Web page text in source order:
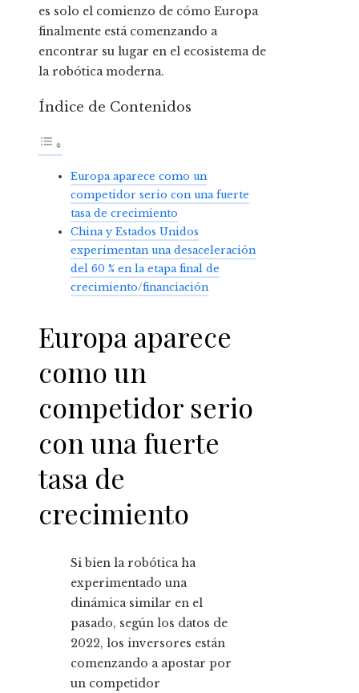
es solo el comienzo de cómo Europa
finalmente está comenzando a
encontrar su lugar en el ecosistema de
la robótica moderna.
Índice de Contenidos
Europa aparece como un
competidor serio con una fuerte
tasa de crecimiento
China y Estados Unidos
experimentan una desaceleración
del 60 % en la etapa final de
crecimiento/financiación
Europa aparece
como un
competidor serio
con una fuerte
tasa de
crecimiento
Si bien la robótica ha
experimentado una
dinámica similar en el
pasado, según los datos de
2022, los inversores están
comenzando a apostar por
un competidor